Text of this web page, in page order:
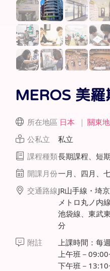
MEROS 美
所在地區 日本 ｜ 關東
公私立
私立
課程種類長期課程、短
開課月份一月、四月、
交通路線JR山手線・埼
メトロ丸ノ内
池袋線、東武
分
附註
上課時間：每
上午班－
下午班－